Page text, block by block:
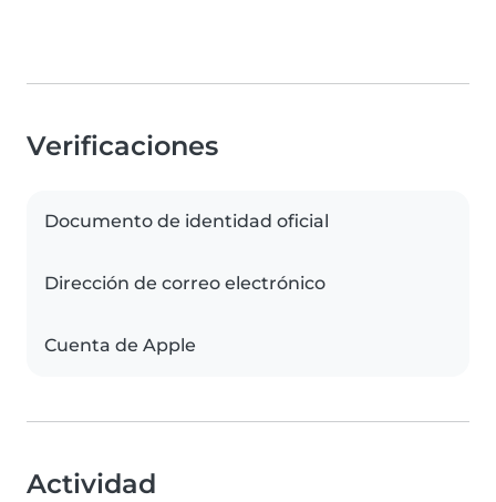
Verificaciones
Documento de identidad oficial
Dirección de correo electrónico
Cuenta de Apple
Actividad